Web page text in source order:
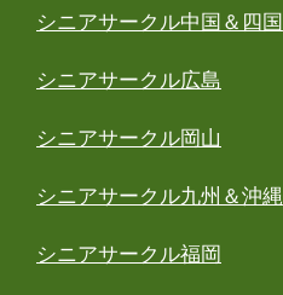
シニアサークル中国＆四国
シニアサークル広島
シニアサークル岡山
シニアサークル九州＆沖縄
シニアサークル福岡